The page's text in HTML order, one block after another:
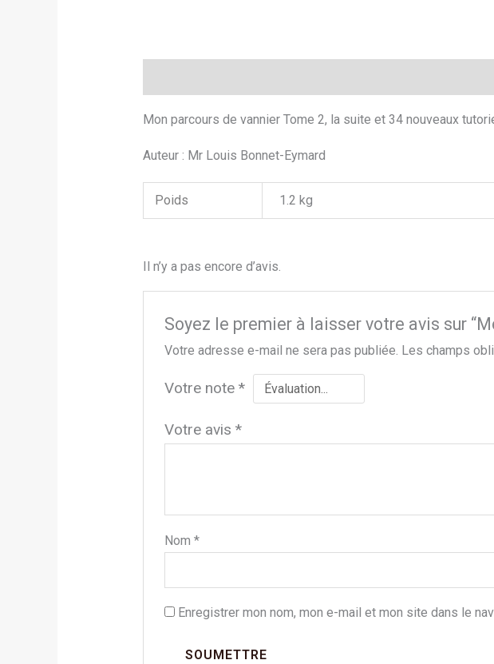
Mon parcours de vannier Tome 2, la suite et 34 nouveaux
Auteur : Mr Louis Bonnet-Eymard
Poids 1.2 kg
Il n’y a pas encore d’avis.
Soyez le premier à laisser votre avis sur
Votre adresse e-mail ne sera pas publiée. Les champs
Votre note*
Votre avis*
Nom*
Enregistrer mon nom, mon e-mail et mon site dans le